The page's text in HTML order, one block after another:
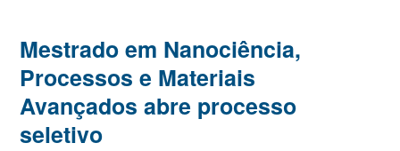
Mestrado em Nanociência,
Processos e Materiais
Avançados abre processo
seletivo